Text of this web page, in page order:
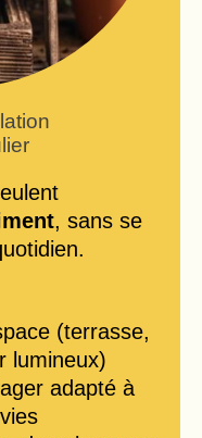
, sans se
(terrasse,
lumineux)
adapté à